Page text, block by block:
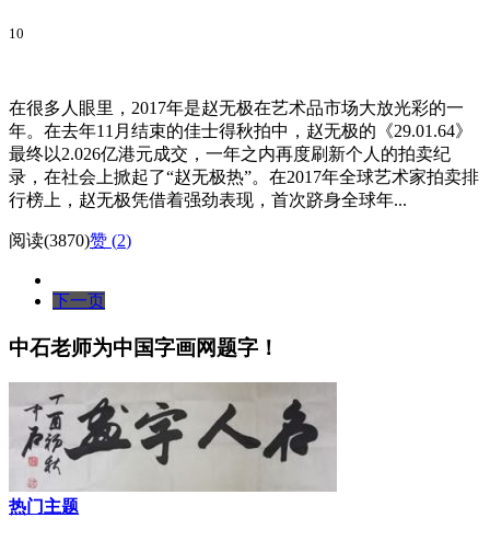
10
在很多人眼里，2017年是赵无极在艺术品市场大放光彩的一
年。在去年11月结束的佳士得秋拍中，赵无极的《29.01.64》
最终以2.026亿港元成交，一年之内再度刷新个人的拍卖纪
录，在社会上掀起了“赵无极热”。在2017年全球艺术家拍卖排
行榜上，赵无极凭借着强劲表现，首次跻身全球年...
阅读(3870)赞 (2)
下一页
中石老师为中国字画网题字！
热门主题